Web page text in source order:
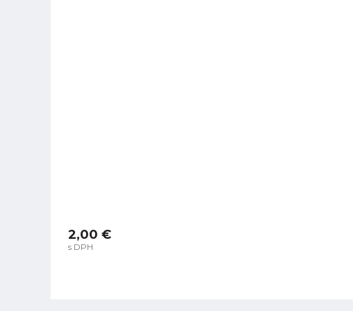
2,00 €
s DPH